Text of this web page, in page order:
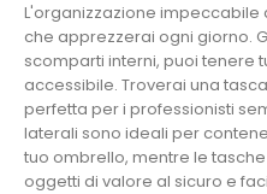
L'organizzazione impeccabile
che apprezzerai ogni giorno.
scomparti interni, puoi tenere
accessibile. Troverai una
perfetta per i professionisti
laterali sono ideali per
tuo ombrello, mentre le
oggetti di valore al sicuro e